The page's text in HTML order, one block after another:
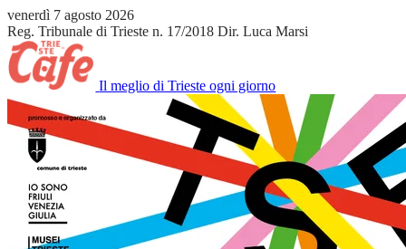
venerdì 7 agosto 2026
Reg. Tribunale di Trieste n. 17/2018 Dir. Luca Marsi
Il meglio di Trieste ogni giorno